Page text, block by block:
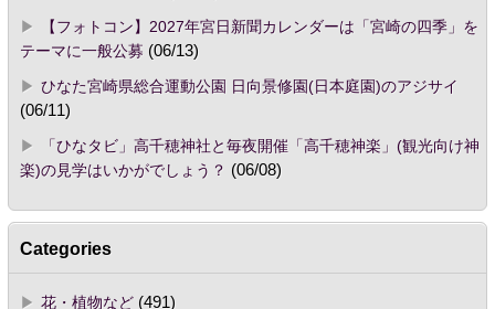
【フォトコン】2027年宮日新聞カレンダーは「宮崎の四季」を
テーマに一般公募 (06/13)
ひなた宮崎県総合運動公園 日向景修園(日本庭園)のアジサイ
(06/11)
「ひなタビ」高千穂神社と毎夜開催「高千穂神楽」(観光向け神
楽)の見学はいかがでしょう？ (06/08)
Categories
花・植物など(491)